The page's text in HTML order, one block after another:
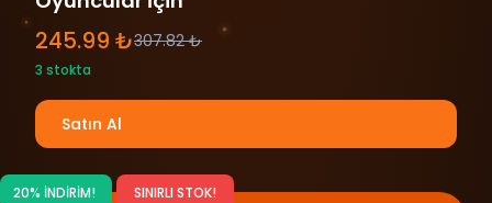
245.99 ₺307.82 ₺
3 stokta
Satın Al
20% İNDİRİM! SINIRLI STOK!